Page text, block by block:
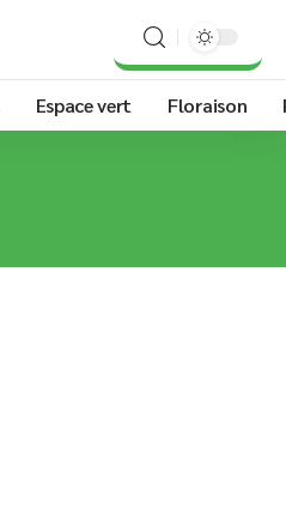
Espace vert Floraison